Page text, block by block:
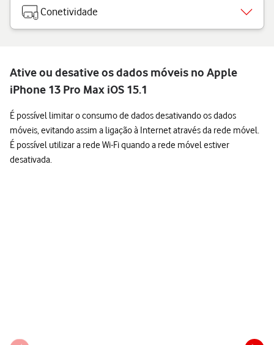
Conetividade
Ative ou desative os dados móveis no Apple
iPhone 13 Pro Max iOS 15.1
É possível limitar o consumo de dados desativando os dados
móveis, evitando assim a ligação à Internet através da rede móvel.
É possível utilizar a rede Wi-Fi quando a rede móvel estiver
desativada.